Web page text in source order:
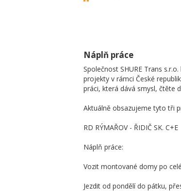
Náplň práce
Společnost SHURE Trans
projekty v rámci České
práci, která dává smysl, čtěte
Aktuálně obsazujeme tyto tři
RD RÝMAŘOV - ŘIDIČ SK. C+E
Náplň práce:
Vozit montované domy po
Jezdit od pondělí do pátku,